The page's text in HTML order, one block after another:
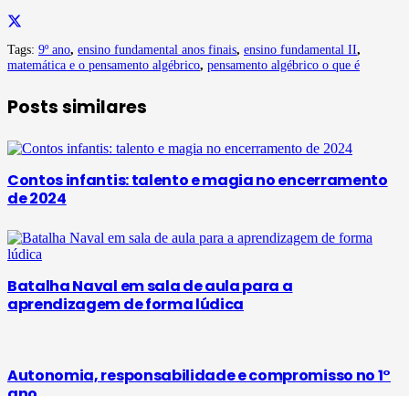
Tags: 9º ano, ensino fundamental anos finais, ensino fundamental II,
matemática e o pensamento algébrico, pensamento algébrico o que é
Posts similares
Contos infantis: talento e magia no encerramento
de 2024
Batalha Naval em sala de aula para a
aprendizagem de forma lúdica
Autonomia, responsabilidade e compromisso no 1°